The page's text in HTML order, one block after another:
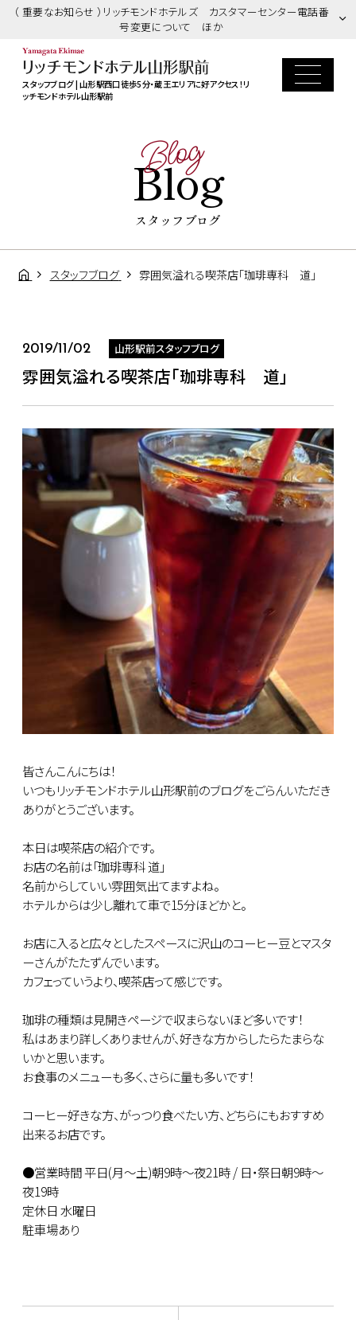
（ 重要なお知らせ ）リッチモンドホテルズ カスタマーセンター電話番
号変更について ほか
スタッフブログ | 山形駅西口徒歩5分・蔵王エリアに好アクセス！リ
ッチモンドホテル山形駅前
Blog
Blog
スタッフブログ
スタッフブログ 雰囲気溢れる喫茶店「珈琲専科 道」
2019/11/02 山形駅前スタッフブログ
雰囲気溢れる喫茶店「珈琲専科 道」
皆さんこんにちは！
いつもリッチモンドホテル山形駅前のブログをごらんいただき
ありがとうございます。
本日は喫茶店の紹介です。
お店の名前は「珈琲専科 道」
名前からしていい雰囲気出てますよね。
ホテルからは少し離れて車で15分ほどかと。
お店に入ると広々としたスペースに沢山のコーヒー豆とマスタ
ーさんがたたずんでいます。
カフェっていうより、喫茶店って感じです。
珈琲の種類は見開きページで収まらないほど多いです！
私はあまり詳しくありませんが、好きな方からしたらたまらな
いかと思います。
お食事のメニューも多く、さらに量も多いです！
コーヒー好きな方、がっつり食べたい方、どちらにもおすすめ
出来るお店です。
●営業時間 平日(月～土)朝9時～夜21時 / 日・祭日朝9時～
夜19時
定休日 水曜日
駐車場あり